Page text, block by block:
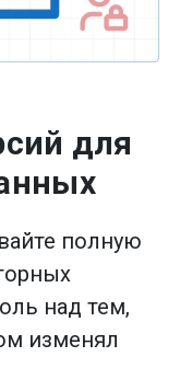
для
полную
над тем,
изменял